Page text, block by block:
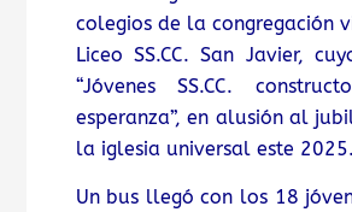
colegios de la congregación
Liceo SS.CC. San Javier,
“Jóvenes SS.CC.
esperanza”, en alusión al
la iglesia universal este 2025.
Un bus llegó con los 18